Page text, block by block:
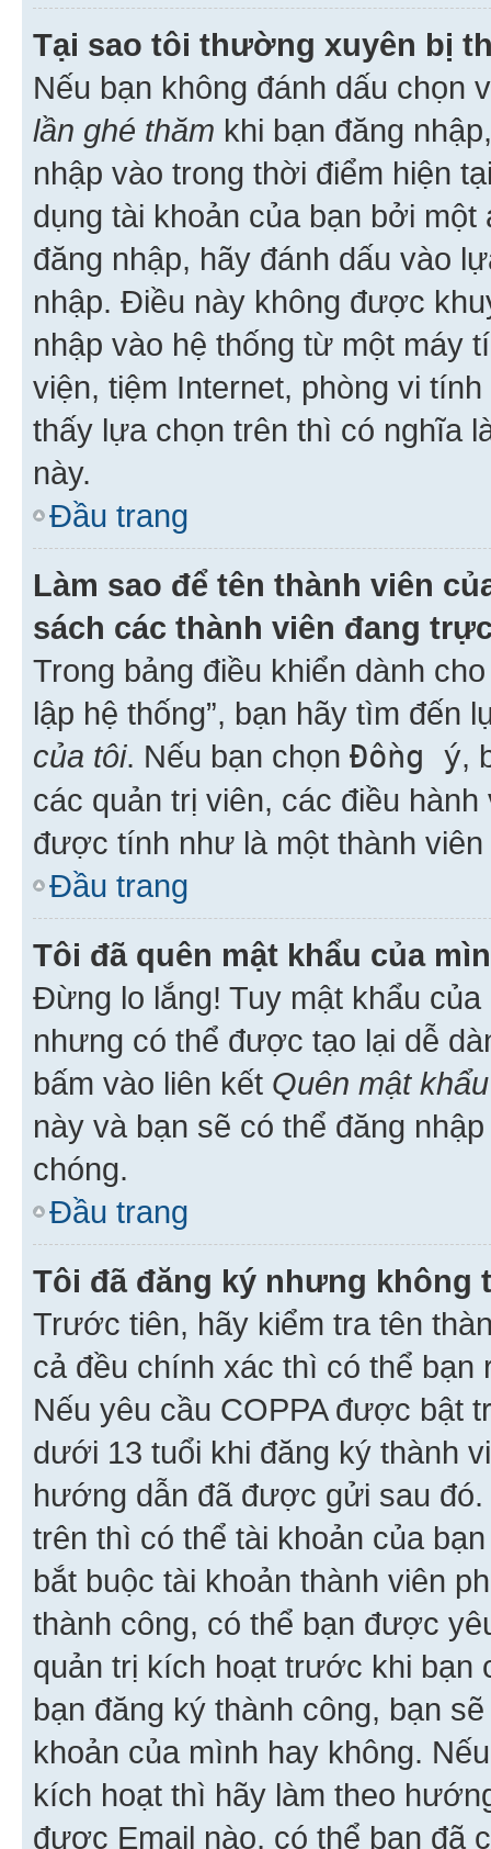
Tại sao tôi thường xuyên bị
Nếu bạn không đánh dấu chọn
lần ghé thăm khi bạn đăng
nhập vào trong thời điểm hiện
dụng tài khoản của bạn bởi
đăng nhập, hãy đánh dấu vào
nhập. Điều này không được
nhập vào hệ thống từ một máy
viện, tiệm Internet, phòng vi
thấy lựa chọn trên thì có nghĩa
này.
Đầu trang
Làm sao để tên thành viên
sách các thành viên đang
Trong bảng điều khiển dành
lập hệ thống”, bạn hãy tìm đến
của tôi. Nếu bạn chọn Đồng ý,
các quản trị viên, các điều
được tính như là một thành viên
Đầu trang
Tôi đã quên mật khẩu của
Đừng lo lắng! Tuy mật khẩu
nhưng có thể được tạo lại dễ
bấm vào liên kết Quên mật khẩu
này và bạn sẽ có thể đăng
chóng.
Đầu trang
Tôi đã đăng ký nhưng không
Trước tiên, hãy kiểm tra tên
cả đều chính xác thì có thể
Nếu yêu cầu COPPA được bật
dưới 13 tuổi khi đăng ký thành
hướng dẫn đã được gửi sau
trên thì có thể tài khoản của
bắt buộc tài khoản thành viên
thành công, có thể bạn được
quản trị kích hoạt trước khi bạn
bạn đăng ký thành công, bạn
khoản của mình hay không.
kích hoạt thì hãy làm theo
được Email nào, có thể bạn đã